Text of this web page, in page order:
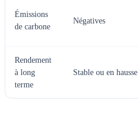
Émissions
de carbone
Négatives
Rendement
à long
terme
Stable ou en hausse